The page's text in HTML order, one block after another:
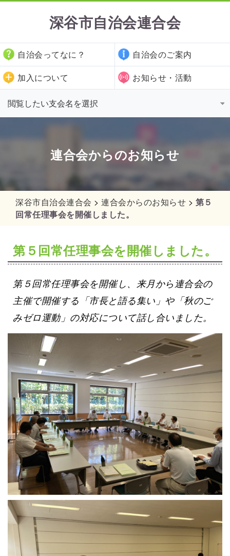
深谷市自治会連合会
自治会ってなに？
自治会のご案内
加入について
お知らせ・活動
連合会からのお知らせ
深谷市自治会連合会 > 連合会からのお知らせ > 第５
回常任理事会を開催しました。
第５回常任理事会を開催しました。
第５回常任理事会を開催し、来月から連合会の
主催で開催する 「市長と語る集い」や「秋のご
みゼロ運動」の対応について話し合いました。